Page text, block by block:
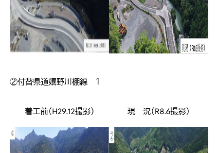
②付替県道嬉野川棚線 １
着工前（H29.12撮影） 現 況（R8.6撮影）